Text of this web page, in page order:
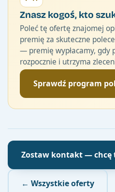
Znasz kogoś, kto
Poleć tę ofertę znajomej
premię za skuteczne
— premię wypłacamy, gdy
rozpocznie i utrzyma
Sprawdź program
Zostaw kontakt — chcę
← Wszystkie oferty